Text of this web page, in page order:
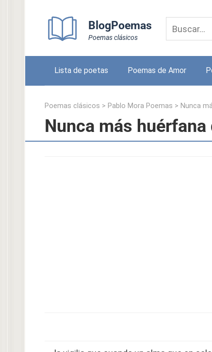
BlogPoemas
Poemas clásicos
Lista de poetas Poemas de Amor
Poemas clásicos > Pablo Mora Poemas > Nunca
Nunca más